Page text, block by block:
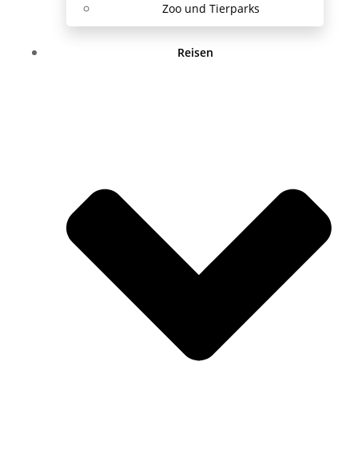
Zoo und Tierparks
Reisen